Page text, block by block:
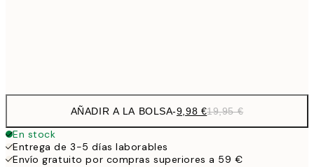
AÑADIR A LA BOLSA-9,98 €19,95 €
En stock
Entrega de 3-5 días laborables
Envío gratuito por compras superiores a 59 €